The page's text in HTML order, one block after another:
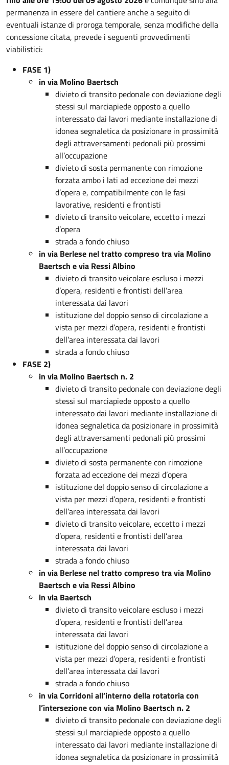
permanenza in essere del cantiere anche a seguito di
eventuali istanze di proroga temporale, senza modifiche della
concessione citata, prevede i seguenti provvedimenti
viabilistici:
FASE 1)
in via Molino Baertsch
divieto di transito pedonale con deviazione degli
stessi sul marciapiede opposto a quello
interessato dai lavori mediante installazione di
idonea segnaletica da posizionare in prossimità
degli attraversamenti pedonali più prossimi
all’occupazione
divieto di sosta permanente con rimozione
forzata ambo i lati ad eccezione dei mezzi
d’opera e, compatibilmente con le fasi
lavorative, residenti e frontisti
divieto di transito veicolare, eccetto i mezzi
d’opera
strada a fondo chiuso
in via Berlese nel tratto compreso tra via Molino
Baertsch e via Ressi Albino
divieto di transito veicolare escluso i mezzi
d’opera, residenti e frontisti dell’area
interessata dai lavori
istituzione del doppio senso di circolazione a
vista per mezzi d’opera, residenti e frontisti
dell’area interessata dai lavori
strada a fondo chiuso
FASE 2)
in via Molino Baertsch n. 2
divieto di transito pedonale con deviazione degli
stessi sul marciapiede opposto a quello
interessato dai lavori mediante installazione di
idonea segnaletica da posizionare in prossimità
degli attraversamenti pedonali più prossimi
all’occupazione
divieto di sosta permanente con rimozione
forzata ad eccezione dei mezzi d’opera
istituzione del doppio senso di circolazione a
vista per mezzi d’opera, residenti e frontisti
dell’area interessata dai lavori
divieto di transito veicolare, eccetto i mezzi
d’opera, residenti e frontisti dell’area
interessata dai lavori
strada a fondo chiuso
in via Berlese nel tratto compreso tra via Molino
Baertsch e via Ressi Albino
in via Baertsch
divieto di transito veicolare escluso i mezzi
d’opera, residenti e frontisti dell’area
interessata dai lavori
istituzione del doppio senso di circolazione a
vista per mezzi d’opera, residenti e frontisti
dell’area interessata dai lavori
strada a fondo chiuso
in via Corridoni all’interno della rotatoria con
l’intersezione con via Molino Baertsch n. 2
divieto di transito pedonale con deviazione degli
stessi sul marciapiede opposto a quello
interessato dai lavori mediante installazione di
idonea segnaletica da posizionare in prossimità